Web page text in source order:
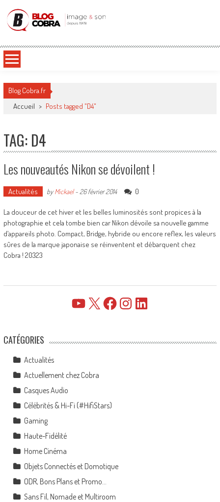
Blog Cobra
Blog Cobra.fr
Accueil > Posts tagged "D4"
TAG: D4
Les nouveautés Nikon se dévoilent !
Actualités byMickael- 26 février 2014 0
La douceur de cet hiver et les belles luminosités sont propices à la
photographie et cela tombe bien car Nikon dévoile sa nouvelle gamme
d’appareils photo. Compact, Bridge, hybride ou encore reflex, les valeurs
sûres de la marque japonaise se réinventent et débarquent chez
Cobra ! 20323
YouTube FacebookInstagramLinkedIn
CATÉGORIES
Actualités
Actuellement chez Cobra
Casques Audio
Célébrités & Hi-Fi (#HifiStars)
Gaming
Haute-Fidélité
Home Cinéma
Objets Connectés et Domotique
ODR, Bons Plans et Promo…
Sans Fil, Nomade et Multiroom